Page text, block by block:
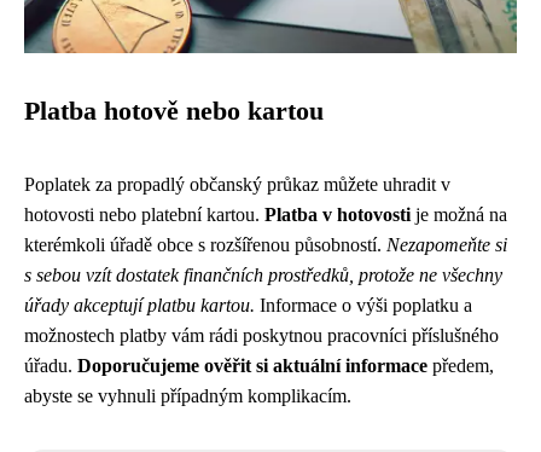
Platba hotově nebo kartou
Poplatek za propadlý občanský průkaz můžete uhradit v
hotovosti nebo platební kartou. Platba v hotovosti je možná na
kterémkoli úřadě obce s rozšířenou působností. Nezapomeňte si
s sebou vzít dostatek finančních prostředků, protože ne všechny
úřady akceptují platbu kartou. Informace o výši poplatku a
možnostech platby vám rádi poskytnou pracovníci příslušného
úřadu. Doporučujeme ověřit si aktuální informace předem,
abyste se vyhnuli případným komplikacím.